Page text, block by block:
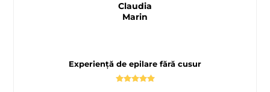
Experiență de epilare fără cusur
Claudia
Marin